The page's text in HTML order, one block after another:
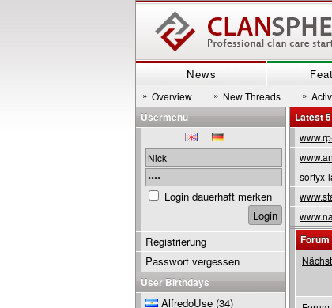
News
» Overview » New Threads »
Latest
sortyx-
Forum
Usermenu
Login dauerhaft merken
Registrierung
Passwort vergessen
User Birthdays
AlfredoUse (34)